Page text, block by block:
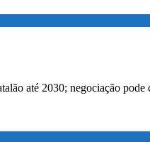
até 2030; negociação